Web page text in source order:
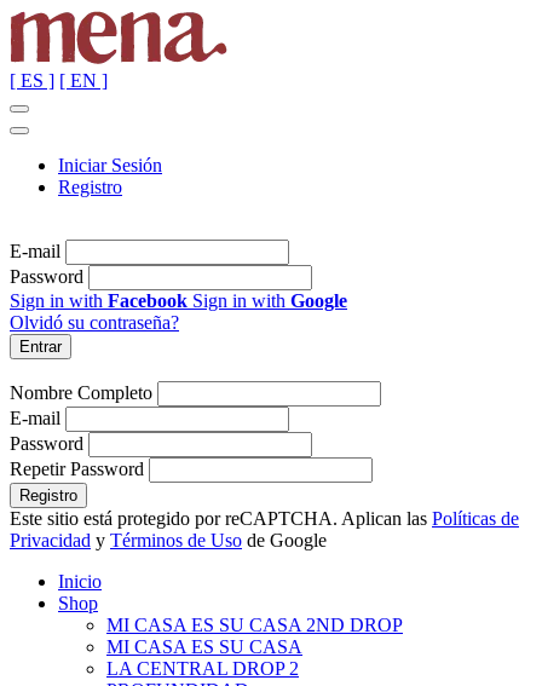
[ ES ] [ EN ]
Iniciar Sesión
Registro
E-mail
Password
Sign in with Facebook Sign in with Google
Olvidó su contraseña?
Nombre Completo
E-mail
Password
Repetir Password
Este sitio está protegido por reCAPTCHA. Aplican las Políticas de
Privacidad y Términos de Uso de Google
Inicio
Shop
MI CASA ES SU CASA 2ND DROP
MI CASA ES SU CASA
LA CENTRAL DROP 2